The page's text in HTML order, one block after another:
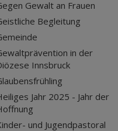
Gewalt an Frauen
Begleitung
in der
Innsbruck
Jahr 2025 - Jahr der
und Jugendpastoral